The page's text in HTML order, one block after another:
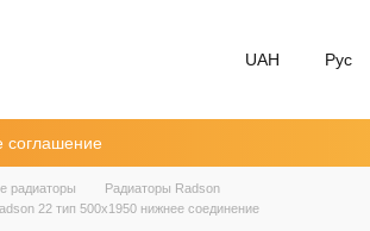
UAH Рус
соглашение
радиаторы
Радиаторы Radson
22 тип 500х1950 нижнее соединение